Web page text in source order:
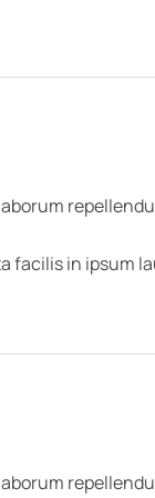
facilis in ipsum